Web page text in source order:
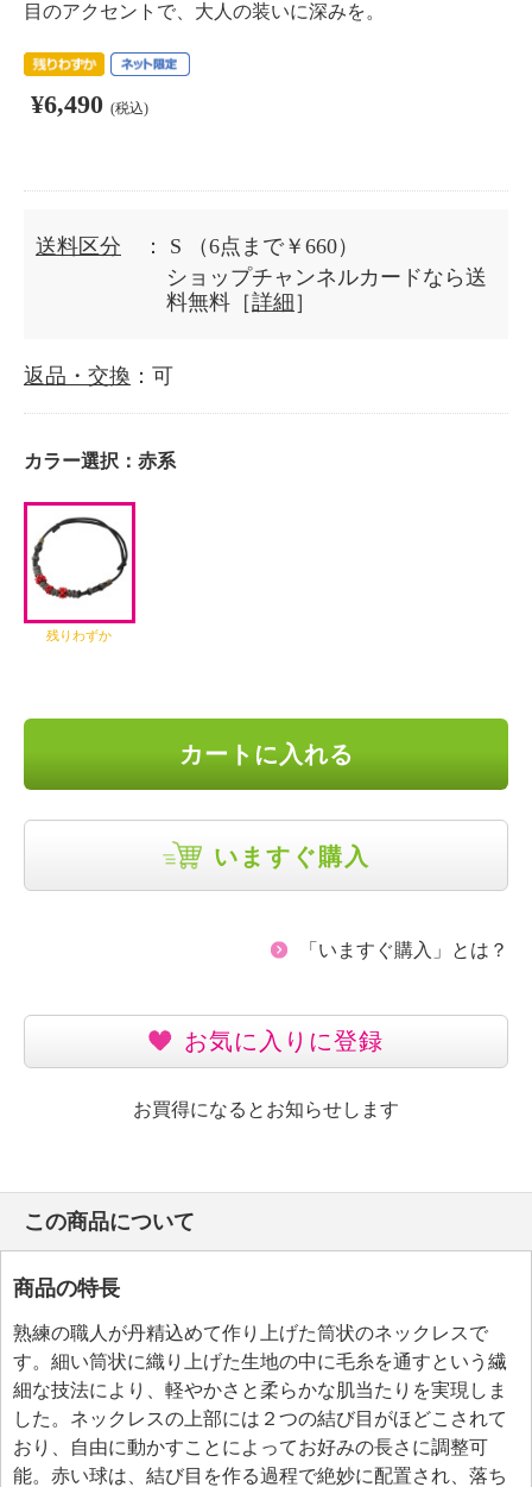
目のアクセントで、大人の装いに深みを。
¥6,490 (税込)
送料区分 ： S
（6点まで￥660）
ショップチャンネルカードなら送
料無料［詳細 ］
返品・交換 ：可
カラー選択： 赤系
残りわずか
カートに入れる
いますぐ購入
「いますぐ購入」とは？
お気に入りに登録
お買得になるとお知らせします
この商品について
商品の特長
熟練の職人が丹精込めて作り上げた筒状のネックレスで
す。細い筒状に織り上げた生地の中に毛糸を通すという繊
細な技法により、軽やかさと柔らかな肌当たりを実現しま
した。ネックレスの上部には２つの結び目がほどこされて
おり、自由に動かすことによってお好みの長さに調整可
能。赤い球は、結び目を作る過程で絶妙に配置され、落ち